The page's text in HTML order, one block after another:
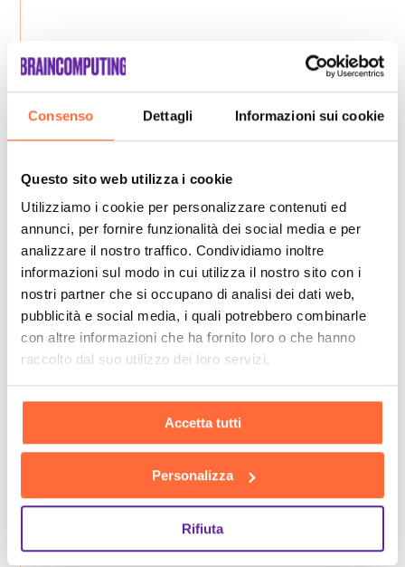
Consenso Dettagli Informazioni sui cookie
Questo sito web utilizza i cookie
Utilizziamo i cookie per personalizzare contenuti ed
annunci, per fornire funzionalità dei social media e per
analizzare il nostro traffico. Condividiamo inoltre
informazioni sul modo in cui utilizza il nostro sito con i
nostri partner che si occupano di analisi dei dati web,
pubblicità e social media, i quali potrebbero combinarle
con altre informazioni che ha fornito loro o che hanno
raccolto dal suo utilizzo dei loro servizi.
Accetta tutti
Personalizza
Rifiuta